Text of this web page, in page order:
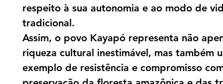
respeito à sua autonomia e ao modo de
tradicional.
Assim, o povo Kayapó representa não
riqueza cultural inestimável, mas também
exemplo de resistência e compromisso